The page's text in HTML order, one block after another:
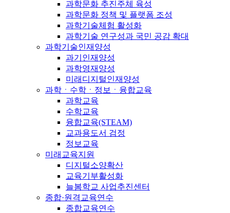
과학문화 추진주체 육성
과학문화 정책 및 플랫폼 조성
과학기술체험 활성화
과학기술 연구성과 국민 공감 확대
과학기술인재양성
과기인재양성
과학영재양성
미래디지털인재양성
과학ㆍ수학ㆍ정보ㆍ융합교육
과학교육
수학교육
융합교육(STEAM)
교과용도서 검정
정보교육
미래교육지원
디지털소양확산
교육기부활성화
늘봄학교 사업추진센터
종합·원격교육연수
종합교육연수